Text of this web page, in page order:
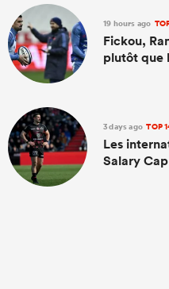
19 hours ago
Fickou,
plutôt que
3 days ago TOP
Les
Salary Cap